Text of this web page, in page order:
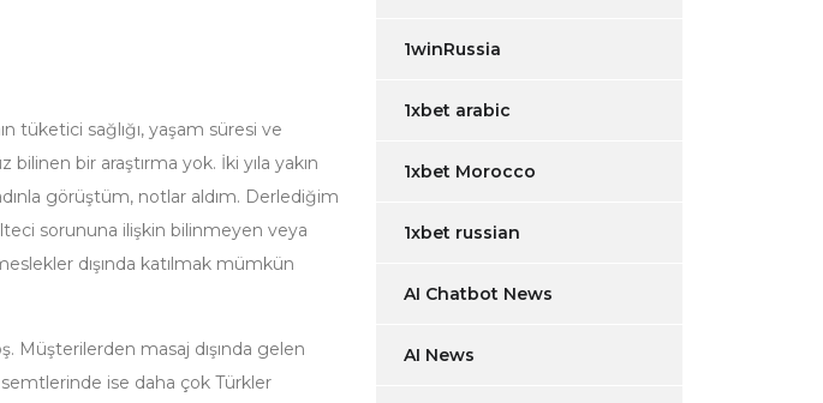
tüketici sağlığı, yaşam süresi ve
bir araştırma yok. İki yıla yakın
görüştüm, notlar aldım. Derlediğim
sorununa ilişkin bilinmeyen veya
dışında katılmak mümkün
Müşterilerden masaj dışında gelen
ise daha çok Türkler
1winRussia
1xbet arabic
1xbet Morocco
1xbet russian
AI Chatbot News
AI News